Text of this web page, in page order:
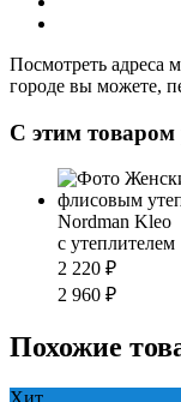
Посмотреть адреса
городе вы можете,
С этим
Nordman Kleo
с утеплителем
2 220 ₽
2 960 ₽
Похожие